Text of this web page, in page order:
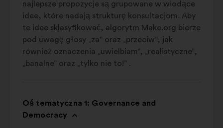
najlepsze propozycje są grupowane w wiodące
idee, które nadają strukturę konsultacjom. Aby
te idee sklasyfikować, algorytm Make.org bierze
pod uwagę głosy „za” oraz „przeciw”, jak
również oznaczenia „uwielbiam”, „realistyczne”,
„banalne” oraz „tylko nie to!” .
Oś tematyczna 1: Governance and
Democracy